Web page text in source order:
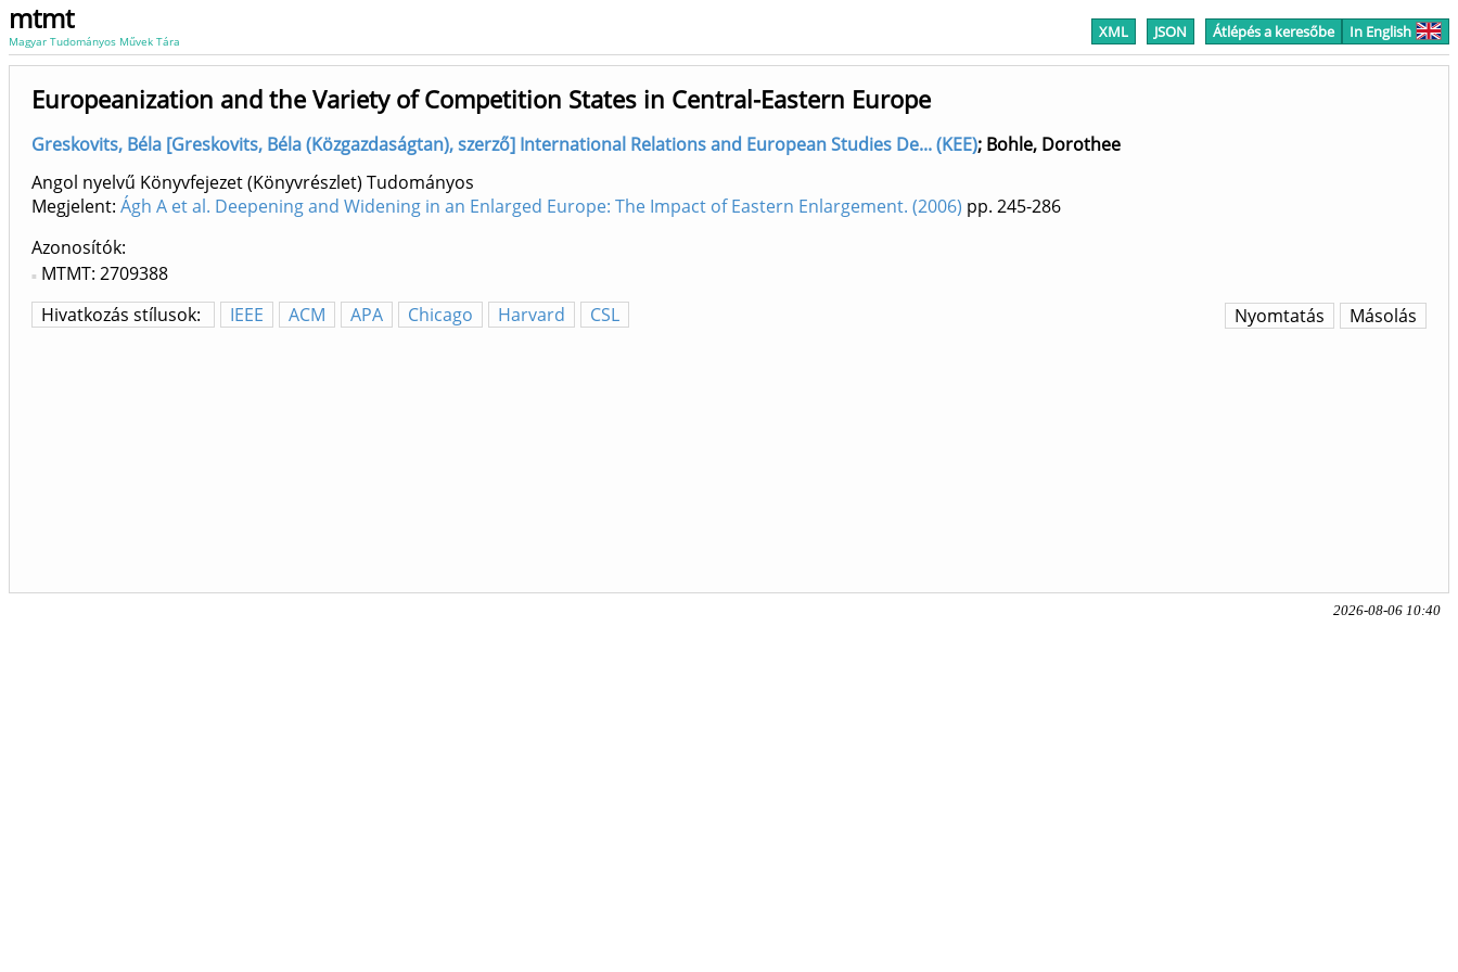
mtmt
Magyar Tudományos Művek Tára XML JSON Átlépés a keresőbe In English
Europeanization and the Variety of Competition States in Central-Eastern Europe
Greskovits, Béla [Greskovits, Béla (Közgazdaságtan), szerző] International Relations and European Studies De... (KEE); Bohle, Dorothee
Angol nyelvű Könyvfejezet (Könyvrészlet) Tudományos
Megjelent: Ágh A et al. Deepening and Widening in an Enlarged Europe: The Impact of Eastern Enlargement. (2006) pp. 245-286
Azonosítók
MTMT: 2709388
Hivatkozás stílusok:
IEEE ACM APA Chicago Harvard CSL Másolás
Nyomtatás
2026-08-06 10:40